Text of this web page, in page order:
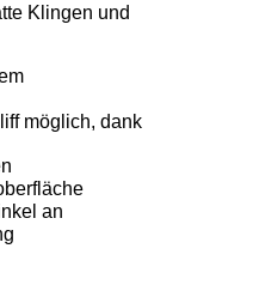
Klingen und
möglich, dank
an